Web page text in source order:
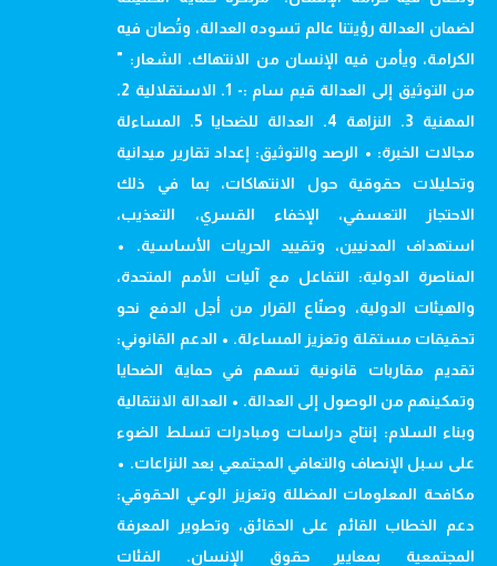
لضمان العدالة رؤيتنا عالم تسوده العدالة، وتُصان فيه
الكرامة، ويأمن فيه الإنسان من الانتهاك. الشعار: "
من التوثيق إلى العدالة قيم سام :- 1. الاستقلالية 2.
المهنية 3. النزاهة 4. العدالة للضحايا 5. المساءلة
مجالات الخبرة: • الرصد والتوثيق: إعداد تقارير ميدانية
وتحليلات حقوقية حول الانتهاكات، بما في ذلك
الاحتجاز التعسفي، الإخفاء القسري، التعذيب،
استهداف المدنيين، وتقييد الحريات الأساسية. •
المناصرة الدولية: التفاعل مع آليات الأمم المتحدة،
والهيئات الدولية، وصنّاع القرار من أجل الدفع نحو
تحقيقات مستقلة وتعزيز المساءلة. • الدعم القانوني:
تقديم مقاربات قانونية تسهم في حماية الضحايا
وتمكينهم من الوصول إلى العدالة. • العدالة الانتقالية
وبناء السلام: إنتاج دراسات ومبادرات تسلط الضوء
على سبل الإنصاف والتعافي المجتمعي بعد النزاعات. •
مكافحة المعلومات المضللة وتعزيز الوعي الحقوقي:
دعم الخطاب القائم على الحقائق، وتطوير المعرفة
المجتمعية بمعايير حقوق الإنسان. الفئات